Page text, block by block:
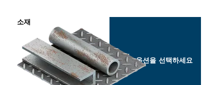
소재
옵션을 선택하세요